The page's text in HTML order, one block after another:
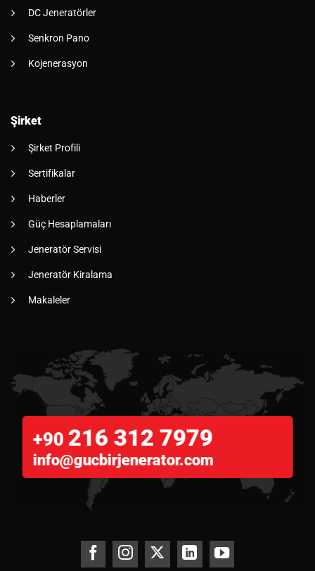
DC Jeneratörler
Senkron Pano
Kojenerasyon
Şirket
Şirket Profili
Sertifikalar
Haberler
Güç Hesaplamaları
Jeneratör Servisi
Jeneratör Kiralama
Makaleler
+90 216 312 7979
info@gucbirjenerator.com